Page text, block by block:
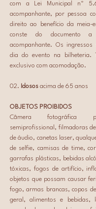
com a Lei Municipal nº
acompanhante, por pessoa
direito ao benefício da meia-
conste do documento a
acompanhante. Os
dia do evento na bilheteria.
exclusivo com acomodação.
02. Idosos acima de 65 anos
OBJETOS PROIBIDOS
Câmera fotográfica
semiprofissional, filmadoras
de áudio, canetas laser,
de selfie, camisas de time,
garrafas plásticas, bebidas
tóxicas, fogos de artifício,
objetos que possam causar
fogo, armas brancas, copos
geral, alimentos e bebidas,